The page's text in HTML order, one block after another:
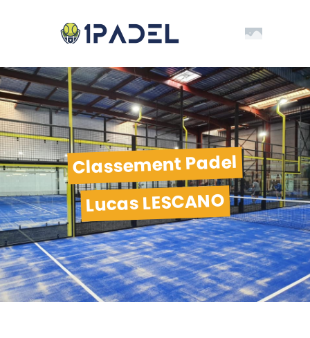
Classement Padel
Lucas LESCANO